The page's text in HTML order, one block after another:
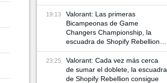
jugadores de VCT y Game
Changers participan
19:13
Valorant: Las primeras
Bicampeonas de Game
Changers Championship, la
escuadra de Shopify Rebellion
consigue llevarse la final 3-0
ante MIBR para alzar la copa
23:25
Valorant: Cada vez más cerca
de sumar el doblete, la escuadra
de Shopify Rebellion consigue